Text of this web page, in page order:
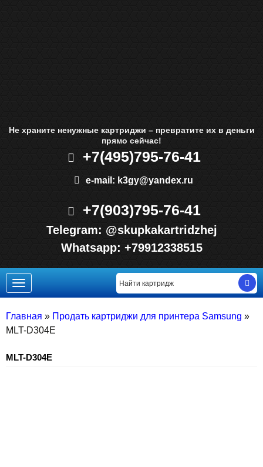
Не храните ненужные картриджи – превратите их в деньги
прямо сейчас!
+7(495)795-76-41
e-mail: k3gy@yandex.ru
+7(903)795-76-41
Telegram: @skupkakartridzhej
Whatsapp: +79912338515
Toggle
navigation
Главная » Продать картриджи для принтера Samsung »
MLT-D304E
MLT-D304E